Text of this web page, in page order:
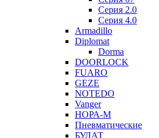
Серия 2.0
Серия 4.0
Armadillo
Diplomat
Dorma
DOORLOCK
FUARO
GEZE
NOTEDO
Vanger
НОРА-М
Пневматические
БУЛАТ